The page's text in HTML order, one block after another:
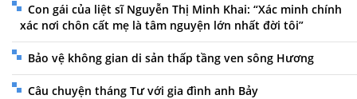
Con gái của liệt sĩ Nguyễn Thị Minh Khai: “Xác minh chính
xác nơi chôn cất mẹ là tâm nguyện lớn nhất đời tôi”
Bảo vệ không gian di sản thấp tầng ven sông Hương
Câu chuyện tháng Tư với gia đình anh Bảy